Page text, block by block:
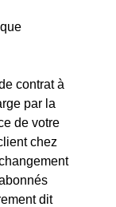
contrat à
par la
de votre
chez
dit